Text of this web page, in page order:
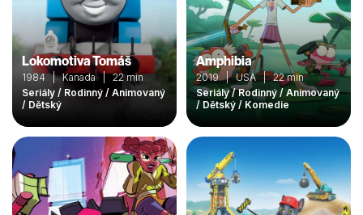
Lokomotiva Tomáš
1984 | Kanada | 22 min
Seriály / Rodinný / Animovaný
/ Dětský
Amphibia
2019 | USA | 22 min
Seriály / Rodinný / Animovaný
/ Dětský / Komedie